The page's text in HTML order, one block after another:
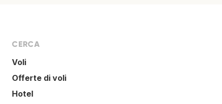
CERCA
Voli
Offerte di voli
Hotel